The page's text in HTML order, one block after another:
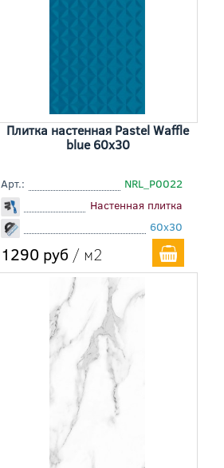
Плитка настенная Pastel Waffle
blue 60x30
Арт.:
NRL_P0022
Настенная плитка
60x30
1290 руб / м2